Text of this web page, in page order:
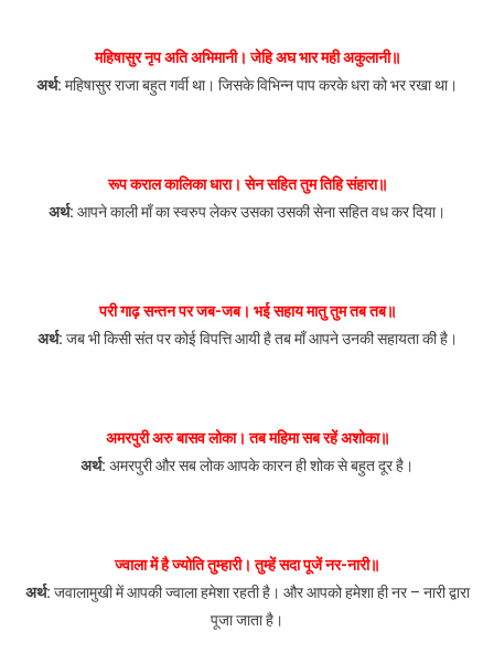
महिषासुर नृप अति अभिमानी। जेहि अघ भार मही अकुलानी॥
अर्थ: महिषासुर राजा बहुत गर्वी था। जिसके विभिन्न पाप करके धरा को भर रखा था।
रूप कराल कालिका धारा। सेन सहित तुम तिहि संहारा॥
अर्थ: आपने काली माँ का स्वरुप लेकर उसका उसकी सेना सहित वध कर दिया।
परी गाढ़ सन्तन पर जब-जब। भई सहाय मातु तुम तब तब॥
अर्थ: जब भी किसी संत पर कोई विपत्ति आयी है तब माँ आपने उनकी सहायता की है।
अमरपुरी अरु बासव लोका। तब महिमा सब रहें अशोका॥
अर्थ: अमरपुरी और सब लोक आपके कारन ही शोक से बहुत दूर है।
ज्वाला में है ज्योति तुम्हारी। तुम्हें सदा पूजें नर-नारी॥
अर्थ: जवालामुखी में आपकी ज्वाला हमेशा रहती है। और आपको हमेशा ही नर – नारी द्वारा
पूजा जाता है।